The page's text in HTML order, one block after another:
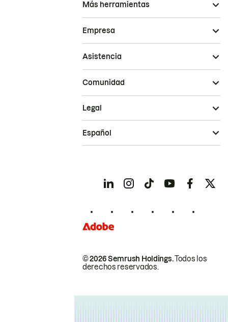
Más herramientas
Empresa
Asistencia
Comunidad
© 2026 Semrush Holdings.Todos los
derechos reservados.
Legal
Español